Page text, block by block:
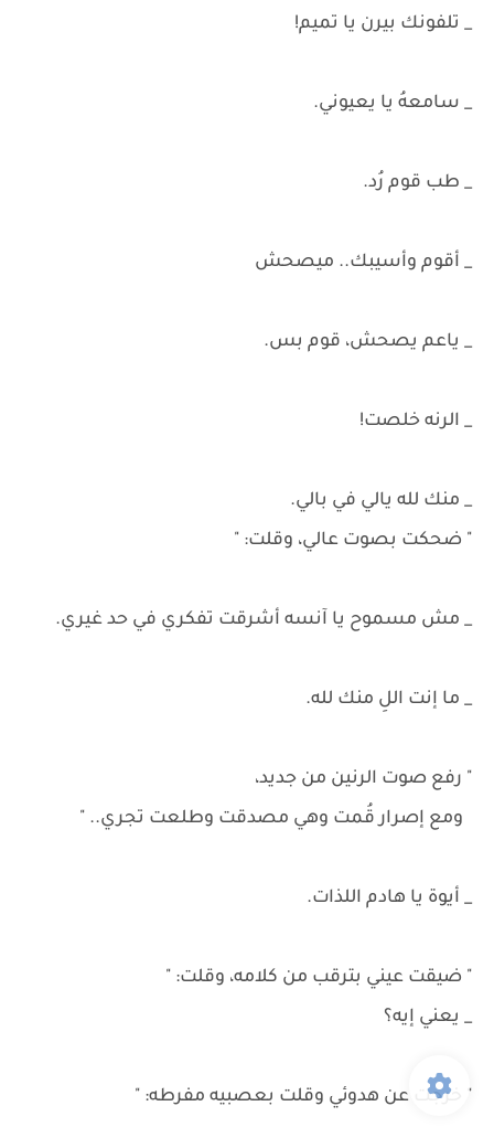
_ تلفونك بيرن يا تميم!
_ سامعهُ يا يعيوني.
_ طب قوم رُد.
_ أقوم وأسيبك.. ميصحش
_ ياعم يصحش، قوم بس.
_ الرنه خلصت!
_ منك لله يالي في بالي.
" ضحكت بصوت عالي، وقلت: "
_ مش مسموح يا آنسه أشرقت تفكري في حد غيري.
_ ما إنت اللِ منك لله.
" رفع صوت الرنين من جديد،
ومع إصرار قُمت وهي مصدقت وطلعت تجري.. "
_ أيوة يا هادم اللذات.
" ضيقت عيني بترقب من كلامه، وقلت: "
_ يعني إيه؟
" خرجت عن هدوئي وقلت بعصبيه مفرطه: "